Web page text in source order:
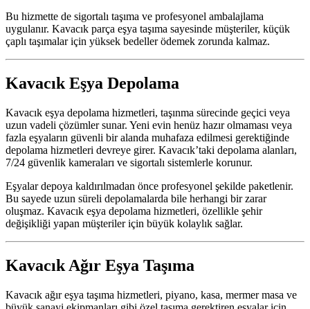
Bu hizmette de sigortalı taşıma ve profesyonel ambalajlama
uygulanır. Kavacık parça eşya taşıma sayesinde müşteriler, küçük
çaplı taşımalar için yüksek bedeller ödemek zorunda kalmaz.
Kavacık Eşya Depolama
Kavacık eşya depolama hizmetleri, taşınma sürecinde geçici veya
uzun vadeli çözümler sunar. Yeni evin henüz hazır olmaması veya
fazla eşyaların güvenli bir alanda muhafaza edilmesi gerektiğinde
depolama hizmetleri devreye girer. Kavacık’taki depolama alanları,
7/24 güvenlik kameraları ve sigortalı sistemlerle korunur.
Eşyalar depoya kaldırılmadan önce profesyonel şekilde paketlenir.
Bu sayede uzun süreli depolamalarda bile herhangi bir zarar
oluşmaz. Kavacık eşya depolama hizmetleri, özellikle şehir
değişikliği yapan müşteriler için büyük kolaylık sağlar.
Kavacık Ağır Eşya Taşıma
Kavacık ağır eşya taşıma hizmetleri, piyano, kasa, mermer masa ve